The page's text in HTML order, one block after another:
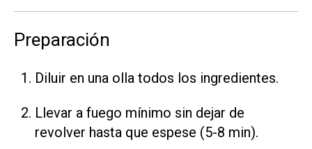
Preparación
Diluir en una olla todos los ingredientes.
Llevar a fuego mínimo sin dejar de
revolver hasta que espese (5-8 min).